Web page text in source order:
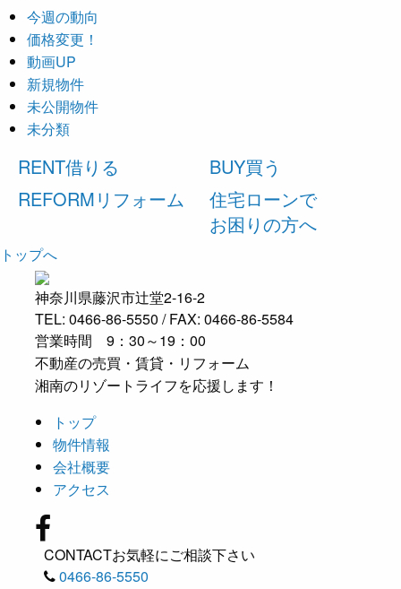
今週の動向
価格変更！
動画UP
新規物件
未公開物件
未分類
RENT借りる BUY買う
REFORMリフォーム
住宅ローンで
お困りの方へ
トップへ
神奈川県藤沢市辻堂2-16-2
TEL: 0466-86-5550 / FAX: 0466-86-5584
営業時間 9：30～19：00
不動産の売買・賃貸・リフォーム
湘南のリゾートライフを応援します！
トップ
物件情報
会社概要
アクセス
CONTACTお気軽にご相談下さい
0466-86-5550